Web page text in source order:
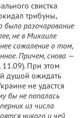
свистка
трибуны,
было разочарование
не в Михаиле
сожаление о том,
Причем, снова —
, 11.09). При этом
душой ожидать
не удастся
бы не попалась
из числа
никого и чей